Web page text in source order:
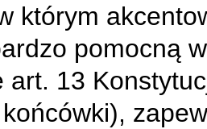
którym
pomocną
art. 13